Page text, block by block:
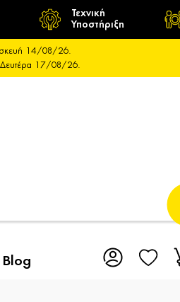
Τεχνική
Υποστήριξη
14/08/26.
Δευτέρα 17/08/26.
Blog